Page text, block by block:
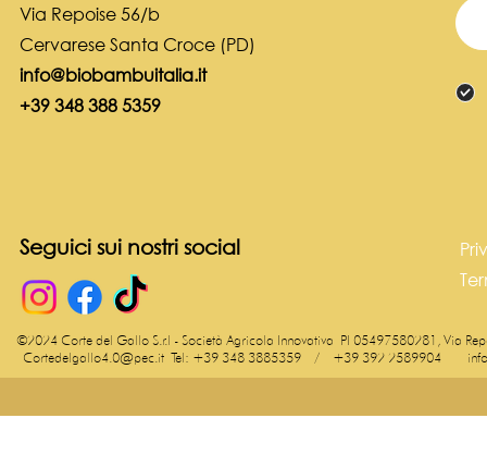
Via Repoise 56/b
Cervarese Santa Croce (PD)
info@biobambuitalia.it
+39 348 388 5359
Seguici sui nostri social
©2024 Corte del Gallo S.r.l - Società Agricola Innovativa PI 05497580281, Via
Cortedelgallo4.0@pec.it Tel: +39 348 3885359 / +39 392 2589904